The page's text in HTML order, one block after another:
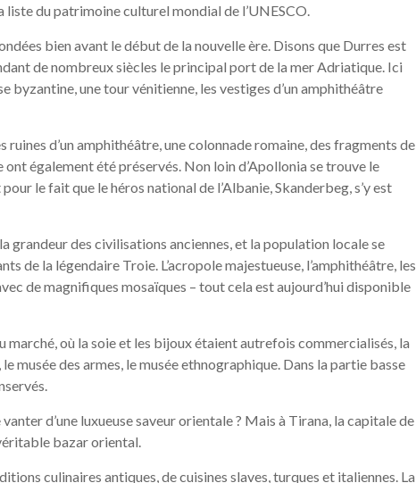
liste du patrimoine culturel mondial de l’UNESCO.
bien avant le début de la nouvelle ère. Disons que Durres est
de nombreux siècles le principal port de la mer Adriatique. Ici
byzantine, une tour vénitienne, les vestiges d’un amphithéâtre
d’un amphithéâtre, une colonnade romaine, des fragments de
également été préservés. Non loin d’Apollonia se trouve le
le fait que le héros national de l’Albanie, Skanderbeg, s’y est
grandeur des civilisations anciennes, et la population locale se
de la légendaire Troie. L’acropole majestueuse, l’amphithéâtre, les
de magnifiques mosaïques – tout cela est aujourd’hui disponible
où la soie et les bijoux étaient autrefois commercialisés, la
musée des armes, le musée ethnographique. Dans la partie basse
d’une luxueuse saveur orientale ? Mais à Tirana, la capitale de
bazar oriental.
culinaires antiques, de cuisines slaves, turques et italiennes. La